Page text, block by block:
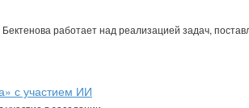
работает над реализацией задач,
с участием ИИ